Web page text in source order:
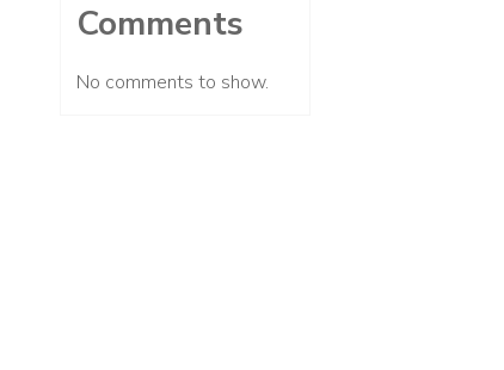
Comments
No comments to show.